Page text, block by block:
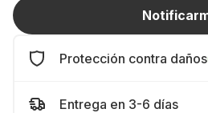
Protección contra daños
Entrega en 3-6 días